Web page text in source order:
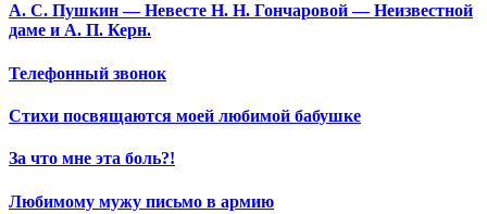
А. С. Пушкин — Невесте Н. Н. Гончаровой — Неизвестной
даме и А. П. Керн.
Телефонный звонок
Стихи посвящаются моей любимой бабушке
За что мне эта боль?!
Любимому мужу письмо в армию